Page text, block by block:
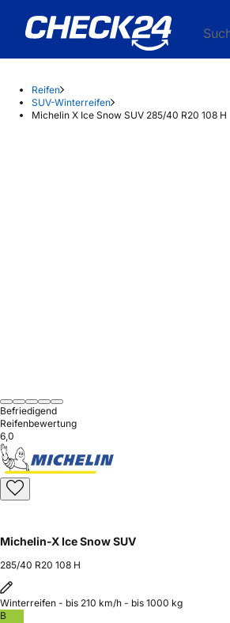
Reifen
SUV-Winterreifen
Michelin X Ice Snow SUV 285/40 R20 108 H
Befriedigend
Reifenbewertung
6,0
Michelin-X Ice Snow SUV
285/40 R20 108 H
Winterreifen - bis 210 km/h - bis 1000 kg
B